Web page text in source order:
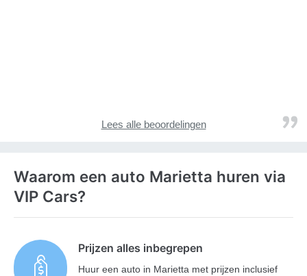
Lees alle beoordelingen
Waarom een auto Marietta huren via
VIP Cars?
Prijzen alles inbegrepen
Huur een auto in Marietta met prijzen inclusief